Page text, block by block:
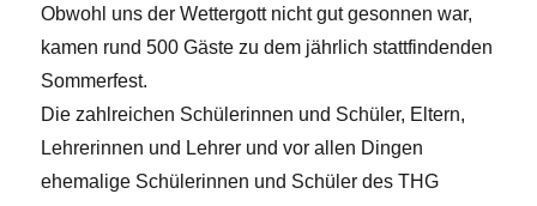
Obwohl uns der Wettergott nicht gut gesonnen war,
kamen rund 500 Gäste zu dem jährlich stattfindenden
Sommerfest.
Die zahlreichen Schülerinnen und Schüler, Eltern,
Lehrerinnen und Lehrer und vor allen Dingen
ehemalige Schülerinnen und Schüler des THG